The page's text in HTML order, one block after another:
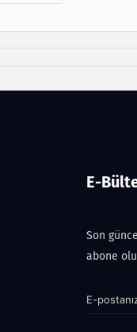
E-
Son
abone